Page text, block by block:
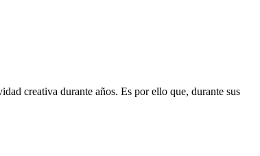
creativa durante años. Es por ello que, durante sus